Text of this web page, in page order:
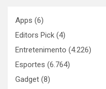
Apps (6)
Editors Pick (4)
Entretenimento (4.226)
Esportes (6.764)
Gadget (8)